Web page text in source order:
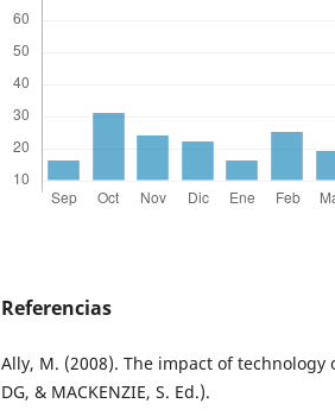
Referencias
Ally, M. (2008). The impact of technology
DG, & MACKENZIE, S. Ed.).